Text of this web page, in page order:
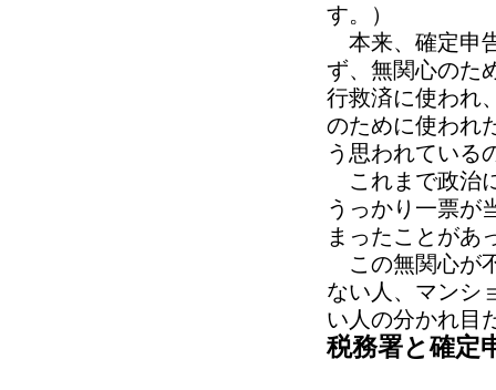
す。）
本来、確定申
ず、無関心のた
行救済に使われ
のために使われ
う思われている
これまで政治
うっかり一票が
まったことがあ
この無関心が
ない人、マンシ
い人の分かれ目
税務署と確定